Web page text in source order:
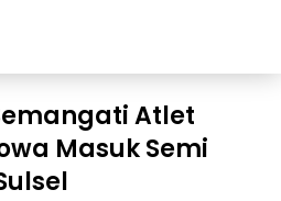
Atlet
Masuk Semi